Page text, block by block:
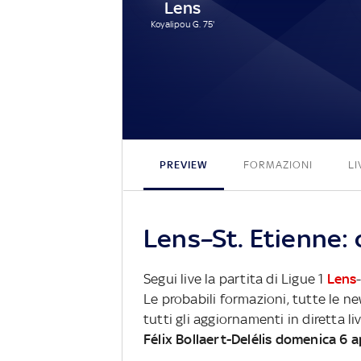
Lens
Koyalipou G. 75'
PREVIEW FORMAZIONI
Lens–St.
Segui live la partita di Ligue 1 Lens-
Le probabili formazioni, tutte le
tutti gli aggiornamenti in diretta
Félix Bollaert-Delélis domenica 6